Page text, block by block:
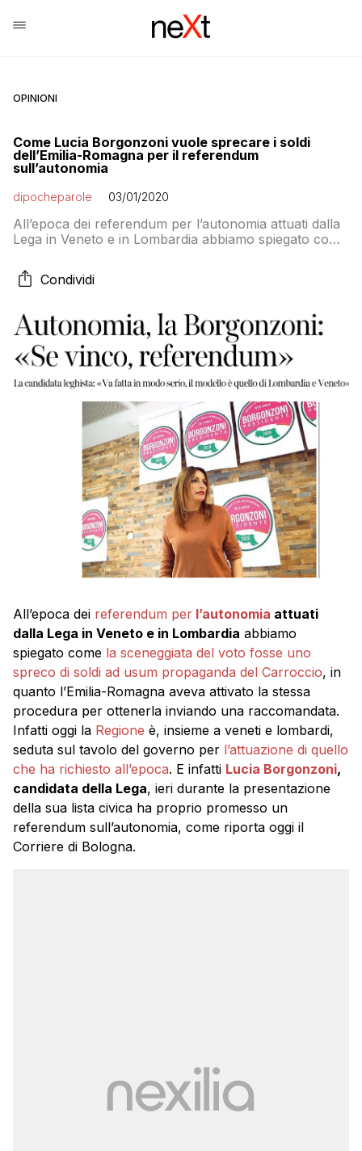
OPINIONI
Come Lucia Borgonzoni vuole sprecare i soldi
dell’Emilia-Romagna per il referendum
sull’autonomia
dipocheparole 03/01/2020
All’epoca dei referendum per l’autonomia attuati dalla
Lega in Veneto e in Lombardia abbiamo spiegato come
usum propaganda del Carroccio, in quanto l’Emilia-
Romagna aveva attivato la stessa procedura per
Regione è, insieme a veneti e lombardi, seduta sul […]
Condividi
All’epoca dei referendum per l’autonomia attuati
dalla Lega in Veneto e in Lombardia abbiamo
spiegato come la sceneggiata del voto fosse uno
spreco di soldi ad usum propaganda del Carroccio, in
quanto l’Emilia-Romagna aveva attivato la stessa
procedura per ottenerla inviando una raccomandata.
Infatti oggi la Regione è, insieme a veneti e lombardi,
seduta sul tavolo del governo per l’attuazione di quello
che ha richiesto all’epoca. E infatti Lucia Borgonzoni,
candidata della Lega, ieri durante la presentazione
della sua lista civica ha proprio promesso un
referendum sull’autonomia, come riporta oggi il
Corriere di Bologna.